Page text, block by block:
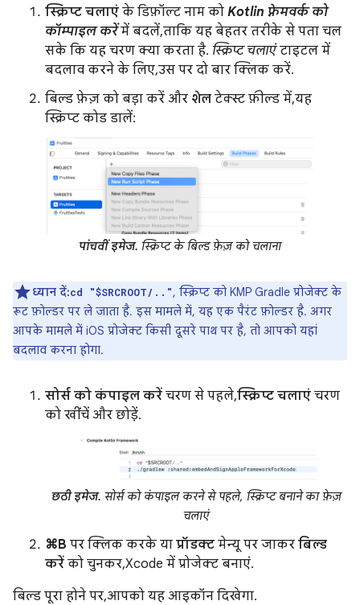
स्क्रिप्ट चलाएं के डिफ़ॉल्ट नाम को Kotlin फ़्रेमवर्क को
कॉम्पाइल करेंमें बदलें, ताकि यह बेहतर तरीके से पता चल
सके कि यह चरण क्या करता है. स्क्रिप्ट चलाएंटाइटल में
बदलाव करने के लिए, उस पर दो बार क्लिक करें.
बिल्ड फ़ेज़ को बड़ा करें और शेल टेक्स्ट फ़ील्ड में, यह
स्क्रिप्ट कोड डालें:
पांचवीं इमेज. स्क्रिप्ट के बिल्ड फ़ेज़ को चलाना
ध्यान दें: cd "$SRCROOT/..", स्क्रिप्ट को KMP Gradle प्रोजेक्ट के
रूट फ़ोल्डर पर ले जाता है. इस मामले में, यह एक पैरंट फ़ोल्डर है. अगर
आपके मामले में iOS प्रोजेक्ट किसी दूसरे पाथ पर है, तो आपको यहां
बदलाव करना होगा.
सोर्स को कंपाइल करें चरण से पहले,स्क्रिप्ट चलाएं चरण
को खींचें और छोड़ें.
छठी इमेज. सोर्स को कंपाइल करने से पहले, स्क्रिप्ट बनाने का फ़ेज़
चलाएं
⌘B पर क्लिक करके या प्रॉडक्ट मेन्यू पर जाकर बिल्ड
करें को चुनकर, Xcode में प्रोजेक्ट बनाएं.
बिल्ड पूरा होने पर, आपको यह आइकॉन दिखेगा.